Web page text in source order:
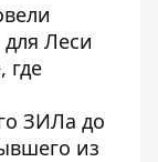
Леси
где
ЗИЛа до
из